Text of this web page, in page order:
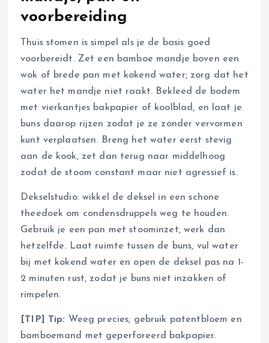
voorbereiding
Thuis stomen is simpel als je de basis goed
voorbereidt. Zet een bamboe mandje boven een
wok of brede pan met kokend water; zorg dat het
water het mandje niet raakt. Bekleed de bodem
met vierkantjes bakpapier of koolblad, en laat je
buns daarop rijzen zodat je ze zonder vervormen
kunt verplaatsen. Breng het water eerst stevig
aan de kook, zet dan terug naar middelhoog
zodat de stoom constant maar niet agressief is.
Dekselstudio: wikkel de deksel in een schone
theedoek om condensdruppels weg te houden.
Gebruik je een pan met stoominzet, werk dan
hetzelfde. Laat ruimte tussen de buns, vul water
bij met kokend water en open de deksel pas na 1-
2 minuten rust, zodat je buns niet inzakken of
rimpelen.
[TIP] Tip: Weeg precies; gebruik patentbloem en
bamboemand met geperforeerd bakpapier.